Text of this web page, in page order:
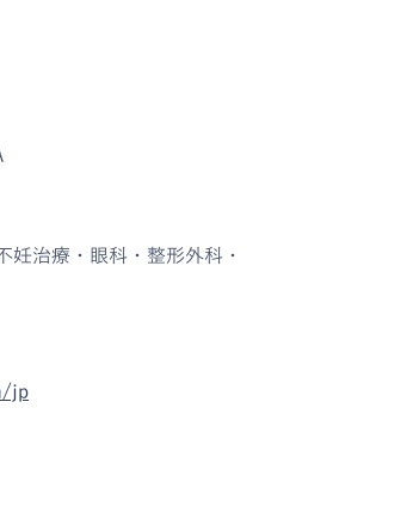
妊治療・眼科・整形外科・
jp